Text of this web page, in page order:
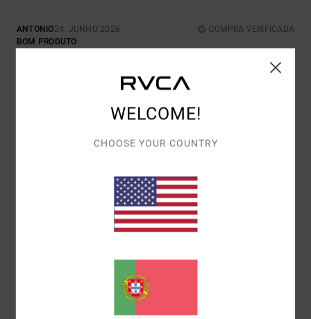
ANTONIO24. JUNHO 2026
COMPRA VERIFICADA
BOM PRODUTO
EU RECOMENDO ESTE PRODUTO
5/5
Mostrar original - Castelhano
RELAÇÃO QUALIDADE/PREÇO
5
WELCOME!
CHOOSE YOUR COUNTRY